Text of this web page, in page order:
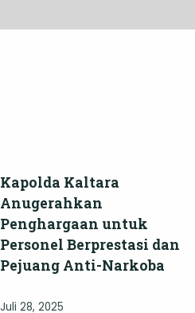
Kapolda Kaltara
Anugerahkan
Penghargaan untuk
Personel Berprestasi dan
Pejuang Anti-Narkoba
Juli 28, 2025